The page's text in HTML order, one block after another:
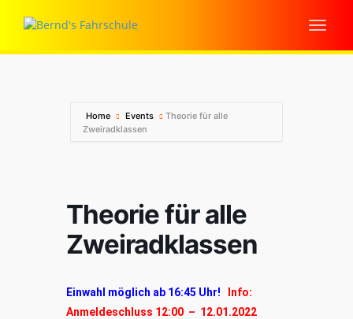
Home Events
Theorie für alle
Zweiradklassen
Theorie für alle
Zweiradklassen
Einwahl möglich ab 16:45 Uhr!
Info:
Anmeldeschluss 12:00 – 12.01.2022